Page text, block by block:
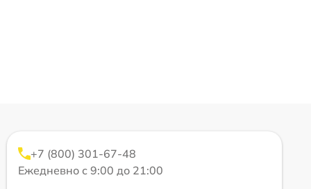
+7 (800) 301-67-48
Ежедневно с 9:00 до 21:00